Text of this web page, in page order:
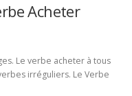
Acheter
Le verbe acheter à tous
irréguliers. Le Verbe